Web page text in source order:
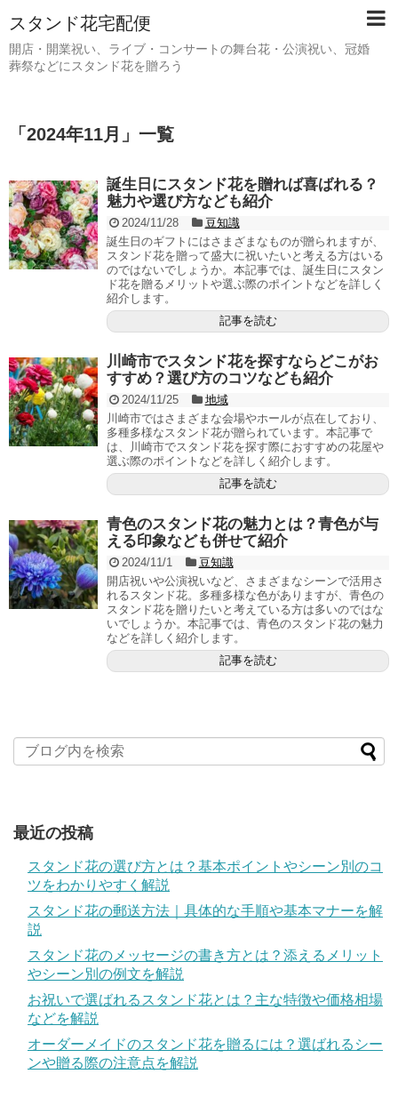
スタンド花宅配便
開店・開業祝い、ライブ・コンサートの舞台花・公演祝い、冠婚
葬祭などにスタンド花を贈ろう
「 2024年11月 」 一覧
誕生日にスタンド花を贈れば喜ばれる？
魅力や選び方なども紹介
2024/11/28
豆知識
誕生日のギフトにはさまざまなものが贈られますが、
スタンド花を贈って盛大に祝いたいと考える方はいる
のではないでしょうか。本記事では、誕生日にスタン
ド花を贈るメリットや選ぶ際のポイントなどを詳しく
紹介します。
記事を読む
川崎市でスタンド花を探すならどこがお
すすめ？選び方のコツなども紹介
2024/11/25
地域
川崎市ではさまざまな会場やホールが点在しており、
多種多様なスタンド花が贈られています。本記事で
は、川崎市でスタンド花を探す際におすすめの花屋や
選ぶ際のポイントなどを詳しく紹介します。
記事を読む
青色のスタンド花の魅力とは？青色が与
える印象なども併せて紹介
2024/11/1
豆知識
開店祝いや公演祝いなど、さまざまなシーンで活用さ
れるスタンド花。多種多様な色がありますが、青色の
スタンド花を贈りたいと考えている方は多いのではな
いでしょうか。本記事では、青色のスタンド花の魅力
などを詳しく紹介します。
記事を読む
最近の投稿
スタンド花の選び方とは？基本ポイントやシーン別のコ
ツをわかりやすく解説
スタンド花の郵送方法｜具体的な手順や基本マナーを解
説
スタンド花のメッセージの書き方とは？添えるメリット
やシーン別の例文を解説
お祝いで選ばれるスタンド花とは？主な特徴や価格相場
などを解説
オーダーメイドのスタンド花を贈るには？選ばれるシー
ンや贈る際の注意点を解説